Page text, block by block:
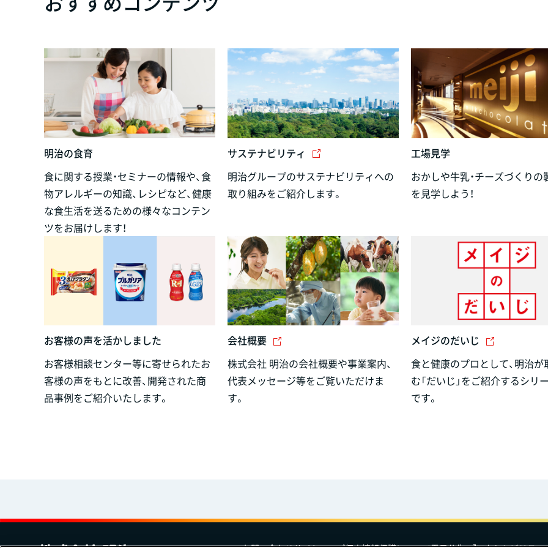
明治の食育
食に関する授業・セミナーの情報や、食
物アレルギーの知識、レシピなど、健康
な食生活を送るための様々なコンテン
ツをお届けします！
サステナビリティ
明治グループのサステナビリティへの
取り組みをご紹介します。
工場見学
おかしや牛乳・チーズづくりの
を見学しよう！
お客様の声を活かしました
お客様相談センター等に寄せられたお
客様の声をもとに改善、開発された商
品事例をご紹介いたします。
会社概要
株式会社 明治の会社概要や事業案内、
代表メッセージ等をご覧いただけま
す。
メイジのだいじ
食と健康のプロとして、明治が
む「だいじ」をご紹介するシリ
です。